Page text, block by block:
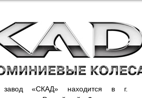
завод «СКАД» находится в г.